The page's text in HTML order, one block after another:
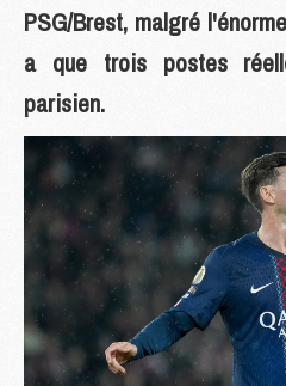
PSG/Brest, malgré
a que trois postes
parisien.